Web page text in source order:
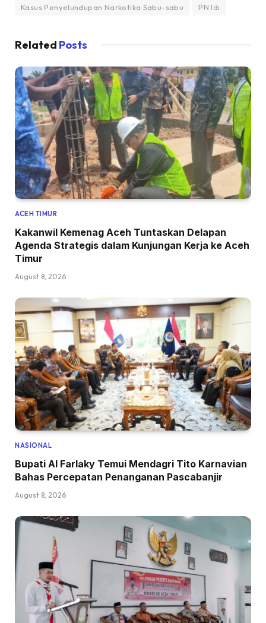
Kasus Penyelundupan Narkotika Sabu-sabu PN Idi
Related Posts
ACEH TIMUR
Kakanwil Kemenag Aceh Tuntaskan Delapan
Agenda Strategis dalam Kunjungan Kerja ke Aceh
Timur
August 8, 2026
NASIONAL
Bupati Al Farlaky Temui Mendagri Tito Karnavian
Bahas Percepatan Penanganan Pascabanjir
August 8, 2026